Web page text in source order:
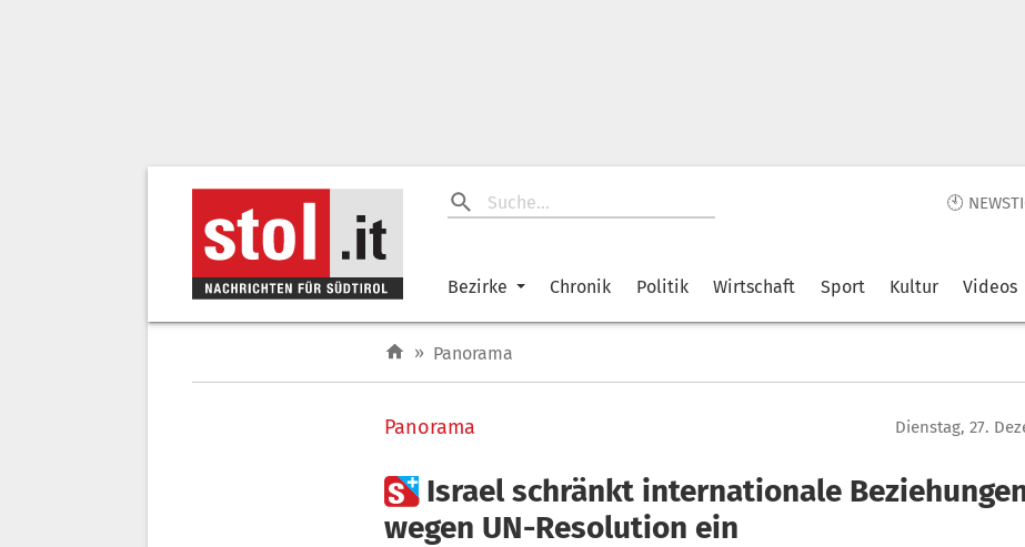
🕙
Bezirke Chronik Politik Wirtschaft Sport Kultur Videos
» Panorama
Panorama Dienstag, 27.
 Israel schränkt internationale
wegen UN-Resolution ein